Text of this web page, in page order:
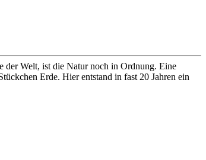
der Welt, ist die Natur noch in Ordnung. Eine
Erde. Hier entstand in fast 20 Jahren ein